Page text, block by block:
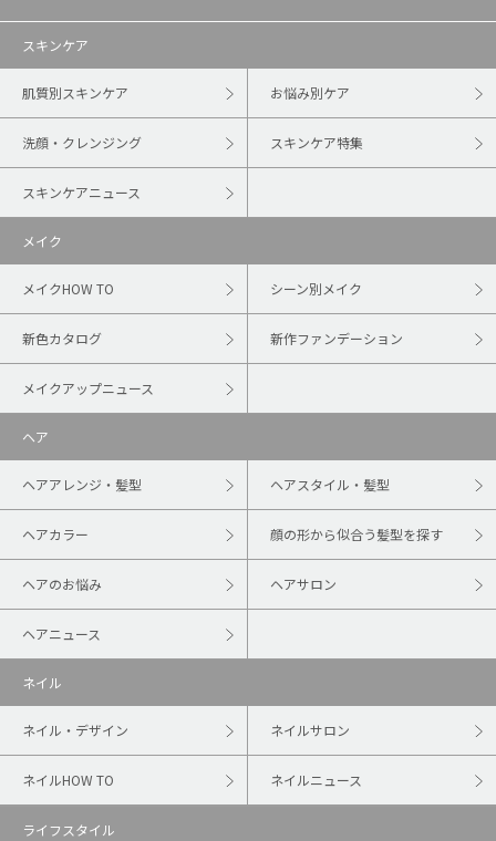
スキンケア
肌質別スキンケア お悩み別ケア
洗顔・クレンジング スキンケア特集
スキンケアニュース
メイク
メイクHOW TO シーン別メイク
新色カタログ 新作ファンデーション
メイクアップニュース
ヘア
ヘアアレンジ・髪型 ヘアスタイル・髪型
ヘアカラー 顔の形から似合う髪型を探す
ヘアのお悩み ヘアサロン
ヘアニュース
ネイル
ネイル・デザイン ネイルサロン
ネイルHOW TO ネイルニュース
ライフスタイル